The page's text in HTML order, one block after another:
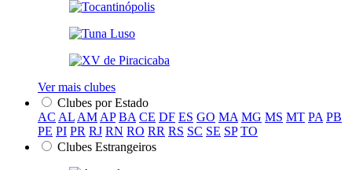
Ver mais clubes
Clubes por Estado
AC AL AM AP BA CE DF ES GO MA MG MS MT PA PB
PE PI PR RJ RN RO RR RS SC SE SP TO
Clubes Estrangeiros